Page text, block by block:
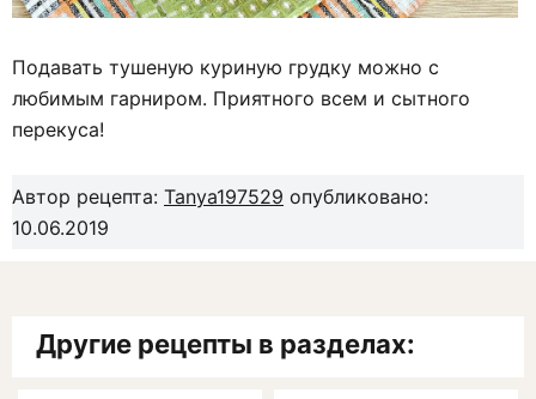
Подавать тушеную куриную грудку можно с
любимым гарниром. Приятного всем и сытного
перекуса!
Автор рецепта: Tanya197529 опубликовано:
10.06.2019
Другие рецепты в разделах: